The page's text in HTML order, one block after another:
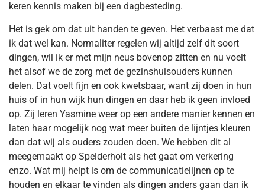
keren kennis maken bij een dagbesteding.
Het is gek om dat uit handen te geven. Het verbaast me dat
ik dat wel kan. Normaliter regelen wij altijd zelf dit soort
dingen, wil ik er met mijn neus bovenop zitten en nu voelt
het alsof we de zorg met de gezinshuisouders kunnen
delen. Dat voelt fijn en ook kwetsbaar, want zij doen in hun
huis of in hun wijk hun dingen en daar heb ik geen invloed
op. Zij leren Yasmine weer op een andere manier kennen en
laten haar mogelijk nog wat meer buiten de lijntjes kleuren
dan dat wij als ouders zouden doen. We hebben dit al
meegemaakt op Spelderholt als het gaat om verkering
enzo. Wat mij helpt is om de communicatielijnen op te
houden en elkaar te vinden als dingen anders gaan dan ik